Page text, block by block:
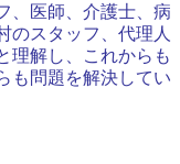
、医師、介護士、病
のスタッフ、代理人
理解し、これからも
も問題を解決してい